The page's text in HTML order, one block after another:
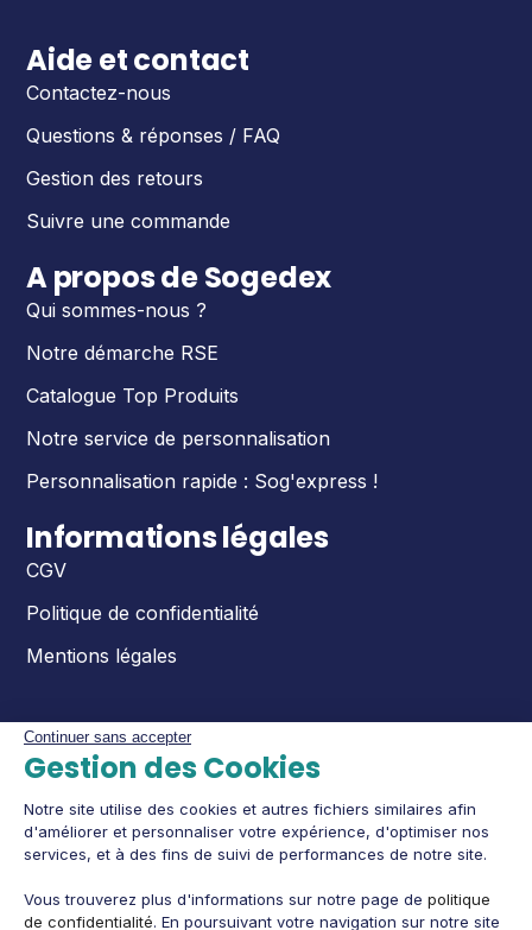
Continuer sans accepter
Gestion des Cookies
Notre site utilise des cookies et autres fichiers similaires afin
d'améliorer et personnaliser votre expérience, d'optimiser nos
services, et à des fins de suivi de performances de notre site.
Vous trouverez plus d'informations sur notre page de politique
de confidentialité. En poursuivant votre navigation sur notre site
Aide et contact
Contactez-nous
Questions & réponses / FAQ
Gestion des retours
Suivre une commande
A propos de Sogedex
Qui sommes-nous ?
Notre démarche RSE
Catalogue Top Produits
Notre service de personnalisation
Personnalisation rapide : Sog'express !
Informations légales
CGV
Politique de confidentialité
Mentions légales